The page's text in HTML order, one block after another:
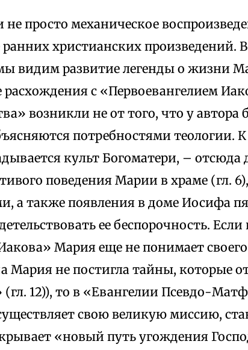
просто механическое
христианских произведений.
видим развитие легенды о жизни
расхождения с «Первоевангелием
возникли не от того, что у
потребностями теологии.
культ Богоматери, – отсюда
поведения Марии в храме (гл.
а также появления в доме Иосифа
ее беспорочность. Если
Мария еще не понимает своего
Мария не постигла тайны, которые
(гл. 12)), то в «Евангелии Псевдо-
свою великую миссию,
«новый путь угождения